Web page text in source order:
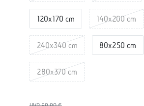
120x170 cm 140x200 cm
240x340 cm 80x250 cm
280x370 cm